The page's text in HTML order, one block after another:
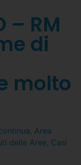
– RM
di
molto
, Area
delle Aree, Casi